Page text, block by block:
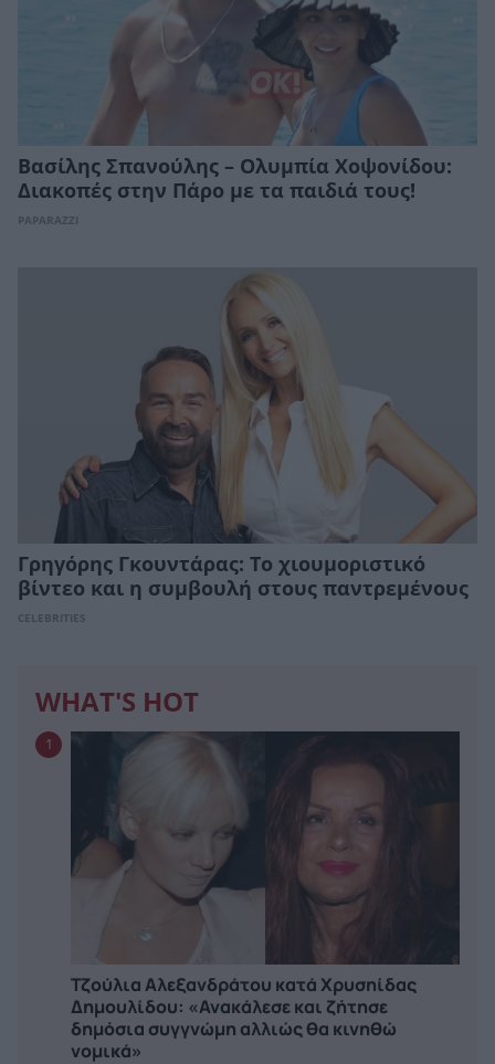
Βασίλης Σπανούλης – Ολυμπία Χοψονίδου:
Διακοπές στην Πάρο με τα παιδιά τους!
PAPARAZZI
Γρηγόρης Γκουντάρας: Το χιουμοριστικό
βίντεο και η συμβουλή στους παντρεμένους
CELEBRITIES
WHAT'S HOT
1
Τζούλια Αλεξανδράτου κατά Χρυσηίδας
Δημουλίδου: «Ανακάλεσε και ζήτησε
δημόσια συγγνώμη αλλιώς θα κινηθώ
νομικά»